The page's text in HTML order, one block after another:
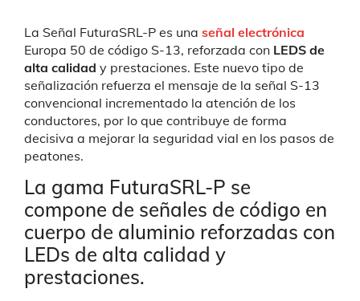
La Señal FuturaSRL-P es una señal electrónica
Europa 50 de código S-13, reforzada con LEDS de
alta calidad y prestaciones. Este nuevo tipo de
señalización refuerza el mensaje de la señal S-13
convencional incrementado la atención de los
conductores, por lo que contribuye de forma
decisiva a mejorar la seguridad vial en los pasos de
peatones.
La gama FuturaSRL-P se
compone de señales de código en
cuerpo de aluminio reforzadas con
LEDs de alta calidad y
prestaciones.